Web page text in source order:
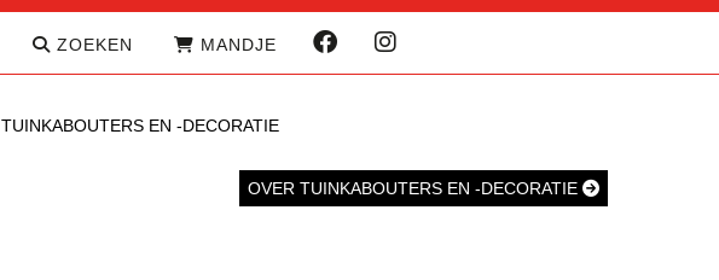
ZOEKEN MANDJE
TUINKABOUTERS EN -DECORATIE
OVER TUINKABOUTERS EN -DECORATIE